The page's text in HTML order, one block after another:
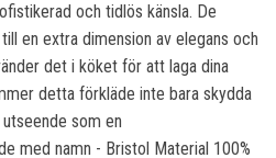
och tidlös känsla. De
en extra dimension av elegans och
det i köket för att laga dina
detta förkläde inte bara skydda
som en
med namn - Bristol Material 100%